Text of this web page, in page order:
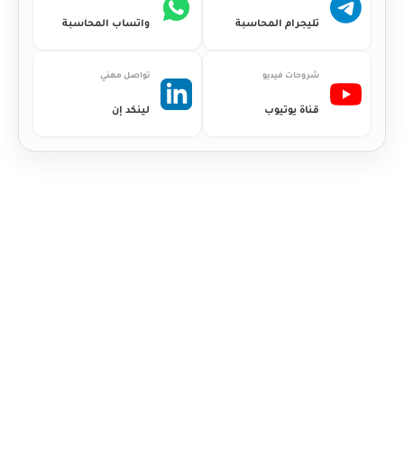
تليجرام المحاسبة واتساب المحاسبة
شروحات فيديو
قناة يوتيوب
تواصل مهني
لينكد إن